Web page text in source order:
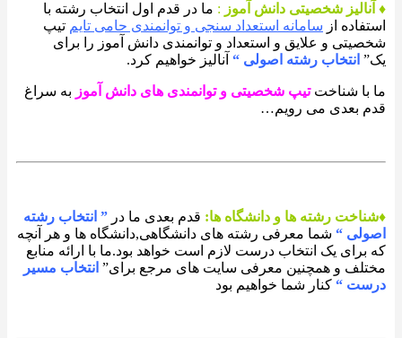
♦ آنالیز شخصیتی دانش آموز : ما در قدم اول انتخاب رشته با
استفاده از سامانه استعداد سنجی و توانمندی حامی تایم تیپ
شخصیتی و علایق و استعداد و توانمندی دانش آموز را برای
یک” انتخاب رشته اصولی “ آنالیز خواهیم کرد.
ما با شناختتیپ شخصیتی و توانمندی های دانش آموز به سراغ
قدم بعدی می رویم…
♦شناخت رشته ها و دانشگاه ها: قدم بعدی ما در ” انتخاب رشته
اصولی “ شما معرفی رشته های دانشگاهی,دانشگاه ها و هر آنچه
که برای یک انتخاب درست لازم است خواهد بود.ما با ارائه منابع
مختلف و همچنین معرفی سایت های مرجع برای” انتخاب مسیر
درست “ کنار شما خواهیم بود